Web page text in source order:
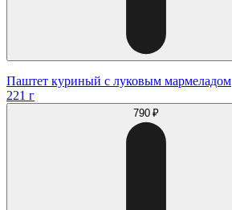
Паштет куриный с луковым мармеладом
221 г
790 ₽